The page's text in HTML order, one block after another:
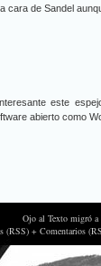
cara de Sandel
este
abierto como
Ojo al Texto migró a
(RSS) + Comentarios